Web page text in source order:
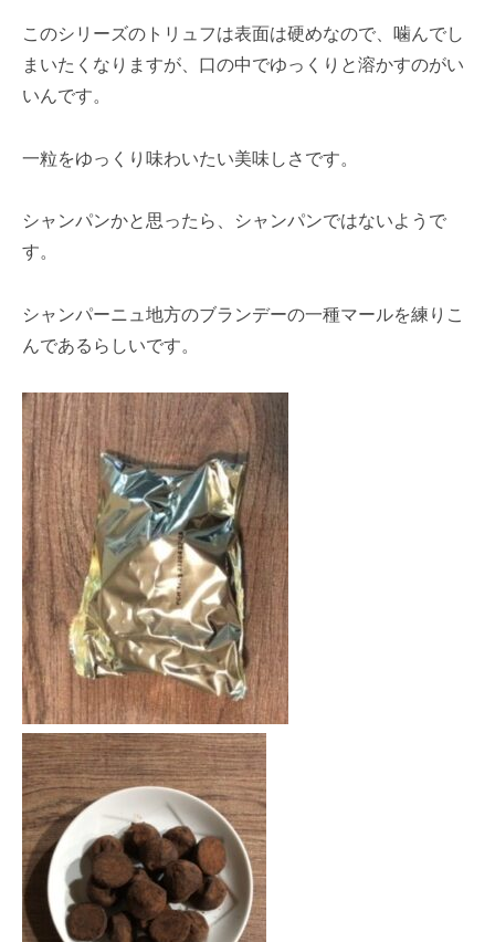
このシリーズのトリュフは表面は硬めなので、噛んでし
まいたくなりますが、口の中でゆっくりと溶かすのがい
いんです。
一粒をゆっくり味わいたい美味しさです。
シャンパンかと思ったら、シャンパンではないようで
す。
シャンパーニュ地方のブランデーの一種マールを練りこ
んであるらしいです。